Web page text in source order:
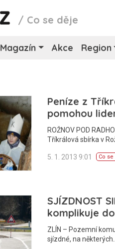
/ Co se děje
Magazín Akce Region
Peníze z
pomohou
ROŽNOV POD
Tříkrálová sbírka v
5. 1. 2013 9:01 Co se
SJÍZDNOST
komplikuje
ZLÍN – Pozemní
sjízdné, na